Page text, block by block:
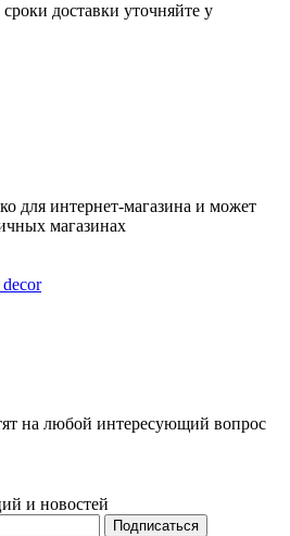
доставки уточняйте у
для интернет-магазина и может
магазинах
на любой интересующий вопрос
и новостей
Подписаться